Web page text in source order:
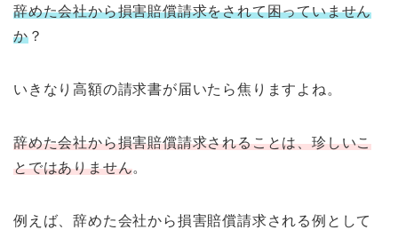
辞めた会社から損害賠償請求をされて困っていません
か？
いきなり高額の請求書が届いたら焦りますよね。
辞めた会社から損害賠償請求されることは、珍しいこ
とではありません。
例えば、辞めた会社から損害賠償請求される例として